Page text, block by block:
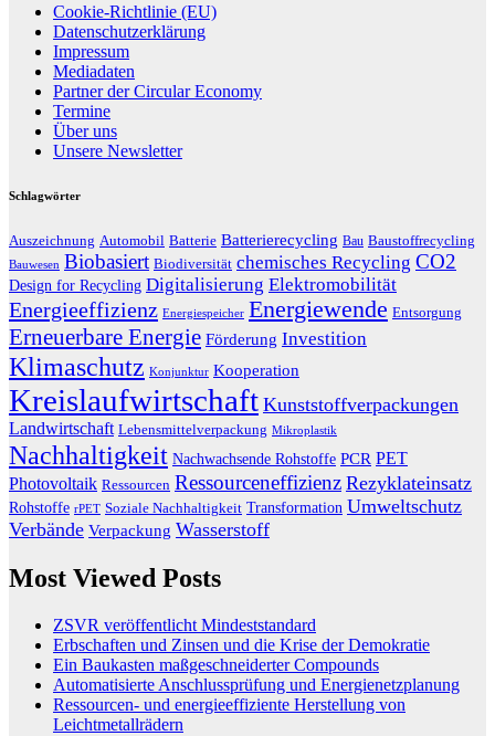
Cookie-Richtlinie (EU)
Datenschutzerklärung
Impressum
Mediadaten
Partner der Circular Economy
Termine
Über uns
Unsere Newsletter
Schlagwörter
Auszeichnung Automobil Batterie Batterierecycling Bau Baustoffrecycling
Bauwesen Biobasiert Biodiversität chemisches Recycling CO2
Design for Recycling Digitalisierung Elektromobilität
Energieeffizienz Energiespeicher Energiewende Entsorgung
Erneuerbare Energie Förderung Investition
Klimaschutz Konjunktur Kooperation
Kreislaufwirtschaft Kunststoffverpackungen
Landwirtschaft Lebensmittelverpackung Mikroplastik
Nachhaltigkeit Nachwachsende Rohstoffe PCR PET
Photovoltaik Ressourcen Ressourceneffizienz Rezyklateinsatz
Rohstoffe rPET Soziale Nachhaltigkeit Transformation Umweltschutz
Verbände Verpackung Wasserstoff
Most Viewed Posts
ZSVR veröffentlicht Mindeststandard
Erbschaften und Zinsen und die Krise der Demokratie
Ein Baukasten maßgeschneiderter Compounds
Automatisierte Anschlussprüfung und Energienetzplanung
Ressourcen- und energieeffiziente Herstellung von
Leichtmetallrädern